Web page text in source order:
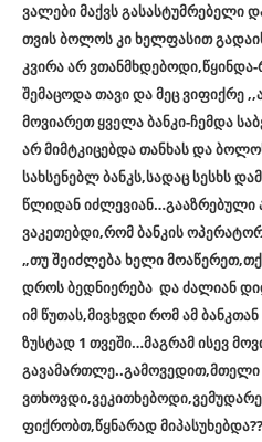
ვალები მაქვს გასასტუმრებელი
თვის ბოლოს კი ხელფასით
კვირა არ
შემაცოდა თავი და მეც ვიფიქრე
მოვიარეთ ყველა ბანკი-ჩემდა
არ მიმტკიცებდა თანხას და
სახსენებლ ბანკს,სადაც სესხს
წლიდან იძლევიან…გააზრებული
ვაკეთებდი,რომ ბანკის
„თუ შეიძლება ხელი
დროს ბედნიერება და ძალიან
იმ წუთას,მივხვდი რომ ამ
ზუსტად 1 თვეში…მაგრამ ისევ
გავამართლე..გამოვედით,მთელი
ფიქრობთ,წყნარად